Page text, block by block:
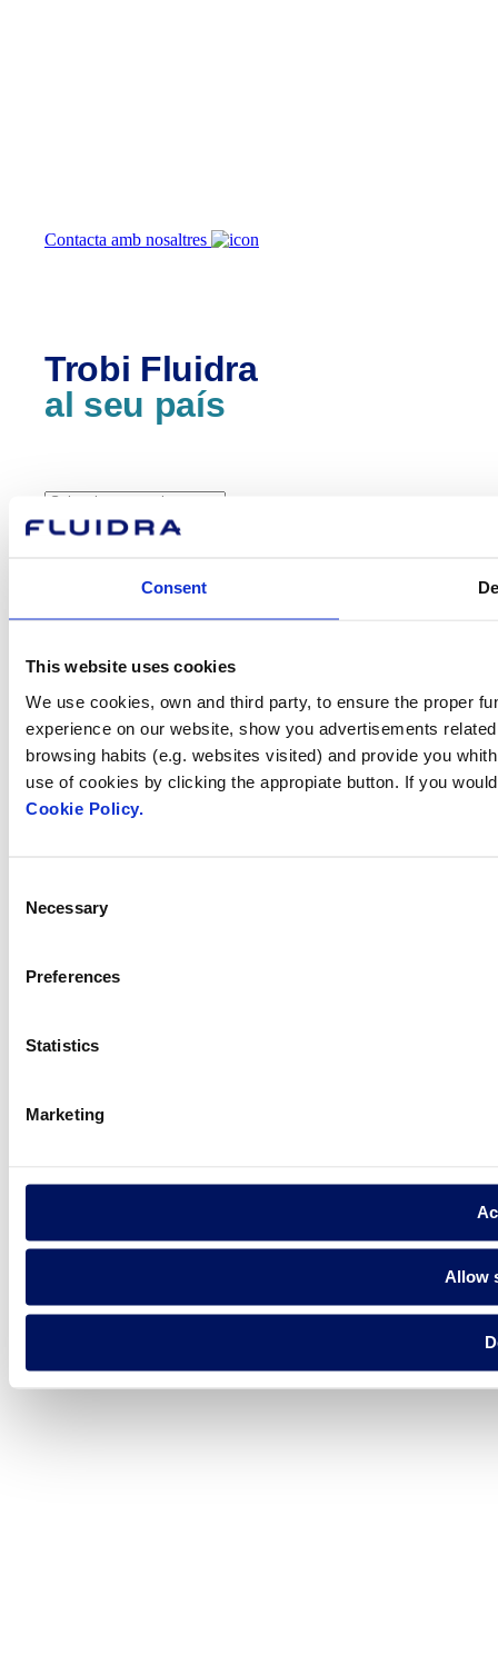
Consent
This website uses cookies
We use cookies, own and third party, to ensure the proper
experience on our website, show you advertisements
browsing habits (e.g. websites visited) and provide you
use of cookies by clicking the appropiate button. If you
Cookie Policy.
Selection
Necessary
Preferences
Statistics
Marketing
Allow
Contacta amb nosaltres
Trobi Fluidra
al seu país
Visite el sitio web
Política de privadesa
Política de cookies
Fluidra S.A. 2025